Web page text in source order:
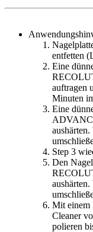
entfetten
Eine
auftragen
Minuten
Eine
Step 3
Den
Mit einem
Cleaner
polieren